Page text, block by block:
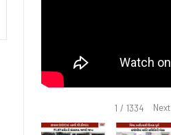
1 / 1334 Next